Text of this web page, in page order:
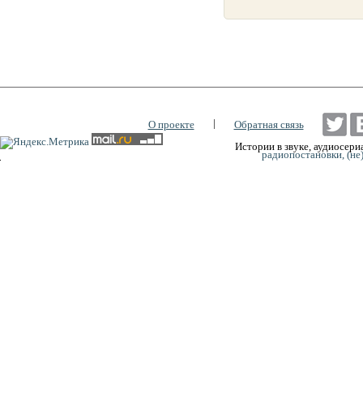
О проекте |
Обратная связь
Истории в звуке,
радиопостановки,